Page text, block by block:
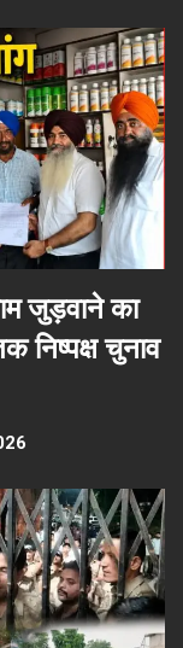
जुड़वाने का
निष्पक्ष चुनाव